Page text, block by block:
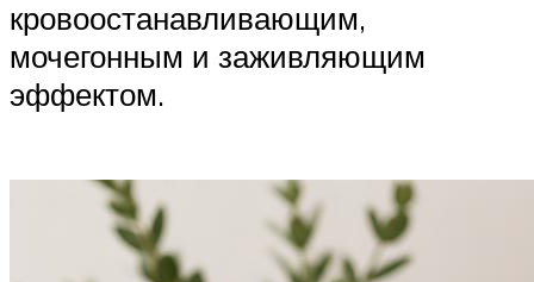
кровоостанавливающим,
мочегонным и заживляющим
эффектом.